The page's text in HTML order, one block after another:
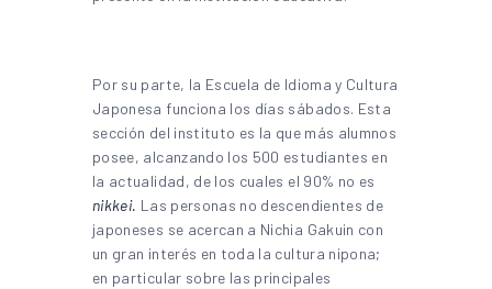
Por su parte, la Escuela de Idioma y Cultura
Japonesa funciona los días sábados. Esta
sección del instituto es la que más alumnos
posee, alcanzando los 500 estudiantes en
la actualidad, de los cuales el 90% no es
nikkei. Las personas no descendientes de
japoneses se acercan a Nichia Gakuin con
un gran interés en toda la cultura nipona;
en particular sobre las principales